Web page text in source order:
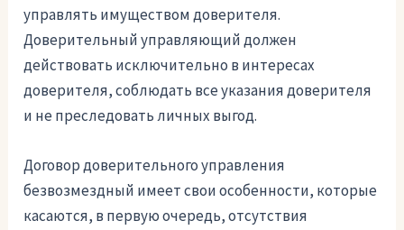
управлять имуществом доверителя.
Доверительный управляющий должен
действовать исключительно в интересах
доверителя, соблюдать все указания доверителя
и не преследовать личных выгод.
Договор доверительного управления
безвозмездный имеет свои особенности, которые
касаются, в первую очередь, отсутствия